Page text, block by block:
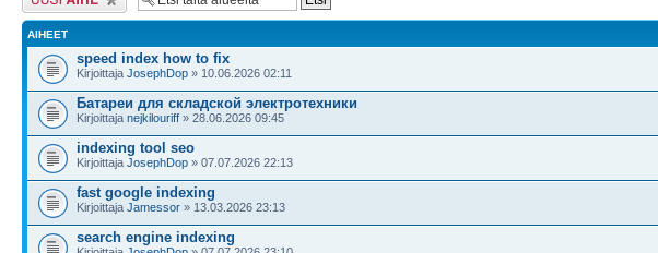
AIHEET
speed index how to fix
Kirjoittaja JosephDop » 10.06.2026 02:11
Батареи для складской электротехники
Kirjoittaja nejkilouriff » 28.06.2026 09:45
indexing tool seo
Kirjoittaja JosephDop » 07.07.2026 22:13
fast google indexing
Kirjoittaja Jamessor » 13.03.2026 23:13
search engine indexing